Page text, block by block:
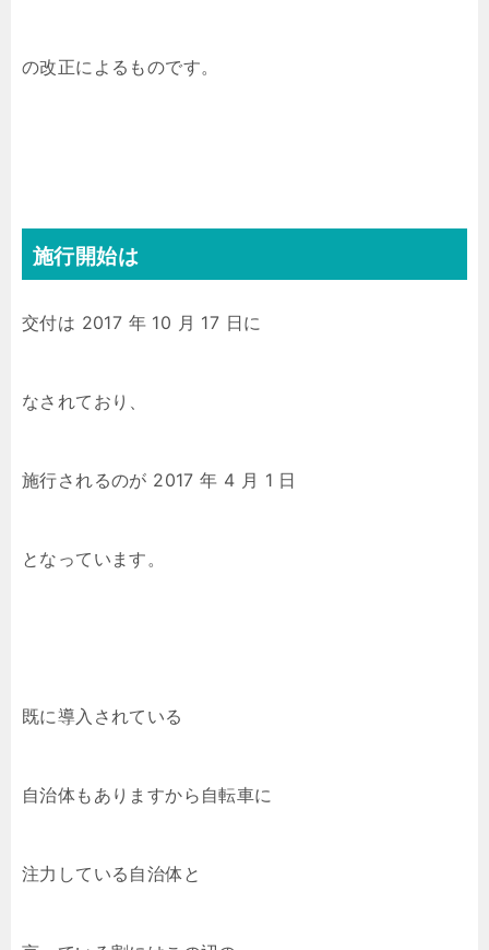
の改正によるものです。
施行開始は
交付は 2017 年 10 月 17 日に
なされており、
施行されるのが 2017 年 4 月 1 日
となっています。
既に導入されている
自治体もありますから自転車に
注力している自治体と